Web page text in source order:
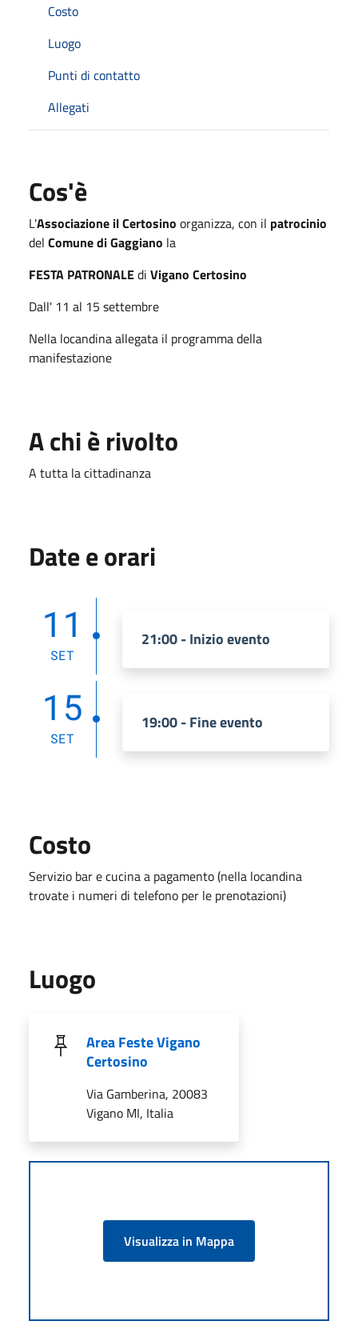
Costo
Luogo
Punti di contatto
Allegati
Cos'è
L'Associazione il Certosino organizza, con il patrocinio
del Comune di Gaggiano la
FESTA PATRONALEdi Vigano Certosino
Dall' 11 al 15 settembre
Nella locandina allegata il programma della
manifestazione
A chi è rivolto
A tutta la cittadinanza
Date e orari
11
SET
21:00 - Inizio evento
15
SET
19:00 - Fine evento
Costo
Servizio bar e cucina a pagamento (nella locandina
trovate i numeri di telefono per le prenotazioni)
Luogo
Area Feste Vigano
Certosino
Via Gamberina, 20083
Vigano MI, Italia
Visualizza in Mappa